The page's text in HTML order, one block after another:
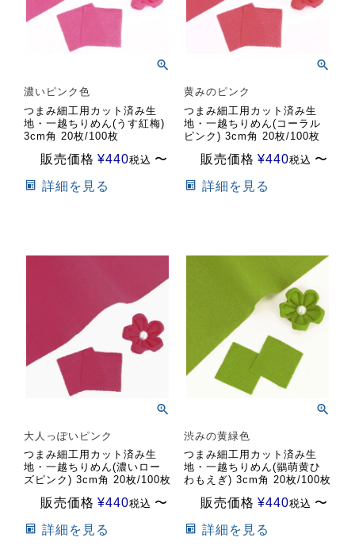
濃いピンク色
つまみ細工用カット済み生
地・一越ちりめん(うす紅梅)
3cm角 20枚/100枚
販売価格 ¥440税込 〜
詳細を見る
黄みのピンク
つまみ細工用カット済み生
地・一越ちりめん(コーラル
ピンク) 3cm角 20枚/100枚
販売価格 ¥440税込 〜
詳細を見る
大人っぽいピンク
つまみ細工用カット済み生
地・一越ちりめん(濃いロー
ズピンク) 3cm角 20枚/100枚
販売価格 ¥440税込 〜
詳細を見る
渋みの黄緑色
つまみ細工用カット済み生
地・一越ちりめん(鶸萌黄ひ
わもえぎ) 3cm角 20枚/100枚
販売価格 ¥440税込 〜
詳細を見る